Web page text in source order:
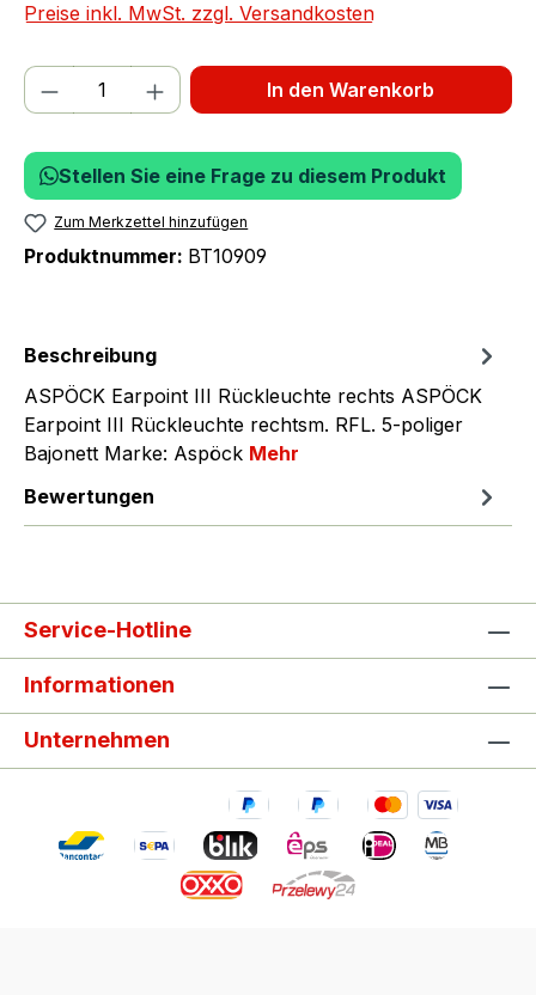
Preise inkl. MwSt. zzgl. Versandkosten
Produkt Anzahl: Gib den gewünschten
In den Warenkorb
Stellen Sie eine Frage zu diesem Produkt
Zum Merkzettel hinzufügen
Produktnummer: BT10909
Beschreibung
ASPÖCK Earpoint III Rückleuchte rechts ASPÖCK
Earpoint III Rückleuchte rechtsm. RFL. 5-poliger
Bajonett Marke: Aspöck Mehr
Bewertungen
Service-Hotline
Informationen
Unternehmen